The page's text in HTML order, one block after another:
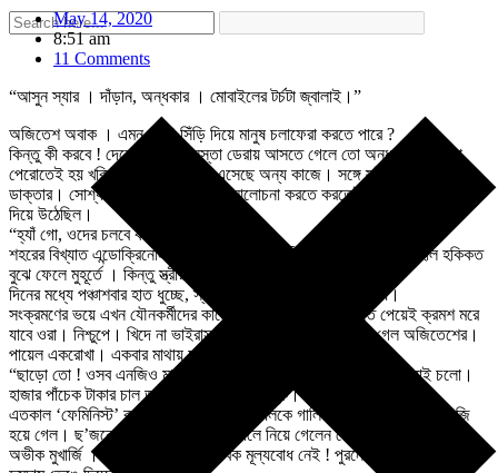
May 14, 2020
8:51 am
11 Comments
“আসুন স্যার । দাঁড়ান, অন্ধকার । মোবাইলের টর্চটা জ্বালাই।”
অজিতেশ অবাক । এমন ঘুপচি সিঁড়ি দিয়ে মানুষ চলাফেরা করতে পারে ?
কিন্তু কী করবে ! দেহোপজীবিনীর সস্তা ডেরায় আসতে গেলে তো অন্ধকার গলিগালা
পেরোতেই হয় খরিদ্দারদের। সে না হয় এসেছে অন্য কাজে। সঙ্গে স্ত্রী । দুজনেই
ডাক্তার। সোশ্যাল ডিসট্যান্সিংয়ের কথা আলোচনা করতে করতেই পায়েলের বুকটা মোচড়
দিয়ে উঠেছিল।
“হ্যাঁ গো, ওদের চলবে কীভাবে?”
শহরের বিখ্যাত এন্ডোক্রিনোলজিস্ট অজিতেশ । রোগীর অন্তঃক্ষরা গ্রন্থির হাল হকিকত
বুঝে ফেলে মুহূর্তে । কিন্তু স্ত্রীর প্রশ্নের উত্তর খুঁজে পেল না।
দিনের মধ্যে পঞ্চাশবার হাত ধুচ্ছে, স্যানিটাইজার মাখছে ভাইরাসের ভয়ে।
সংক্রমণের ভয়ে এখন যৌনকর্মীদের কাছে কেউ আসবে না। না খেতে পেয়েই ক্রমশ মরে
যাবে ওরা। নিশ্চুপে। খিদে না ভাইরাস কোনটা বেশি খতরনাক গুলিয়ে গেল অজিতেশের।
পায়েল একরোখা। একবার মাথায় ঢুকেছে মানে যাবেই।
“ছাড়ো তো ! ওসব এনজিও মারফত টাকা দেওয়ার মানে হয় না । নিজেরাই যাই চলো।
হাজার পাঁচেক টাকার চাল ডাল আর কিছু ওষুধ, মাস্ক।”
এতকাল ‘ফেমিনিস্ট’ বলে বন্ধুবৃত্তে যারাই পায়েলকে গালি দিত, কী এক মন্ত্রবলে রাজি
হয়ে গেল। ছ’জনের মেডিক্যাল টিমকে আগলে নিয়ে গেলেন লোকাল সাব ইন্সপেক্টর
অভীক মুখার্জি । কে বলবে পুলিশের মানবিক মূল্যবোধ নেই ! পুরনো ধ্যানধারণাগুলো